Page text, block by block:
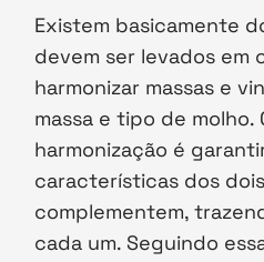
Existem basicamente
devem ser levados em
harmonizar massas e
massa e tipo de molho.
harmonização é
características dos
complementem,
cada um. Seguindo